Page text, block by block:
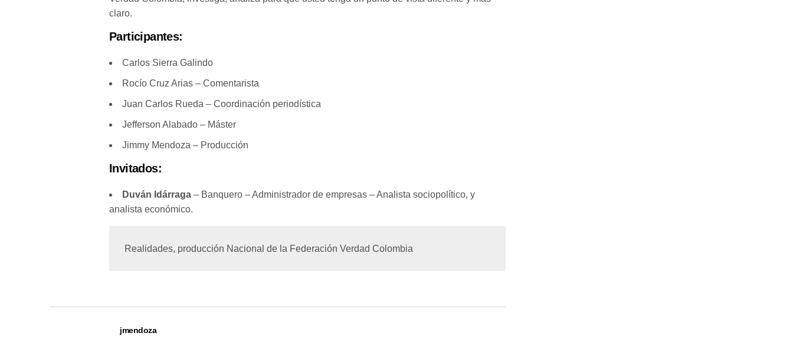
claro.
Participantes:
Carlos Sierra Galindo
Rocío Cruz Arias – Comentarista
Juan Carlos Rueda – Coordinación periodística
Jefferson Alabado – Máster
Jimmy Mendoza – Producción
Invitados:
Duván Idárraga – Banquero – Administrador de empresas – Analista sociopolítico, y
analista económico.
Realidades, producción Nacional de la Federación Verdad Colombia
jmendoza